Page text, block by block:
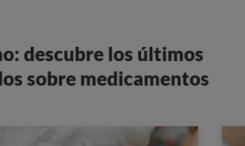
descubre los últimos
sobre medicamentos